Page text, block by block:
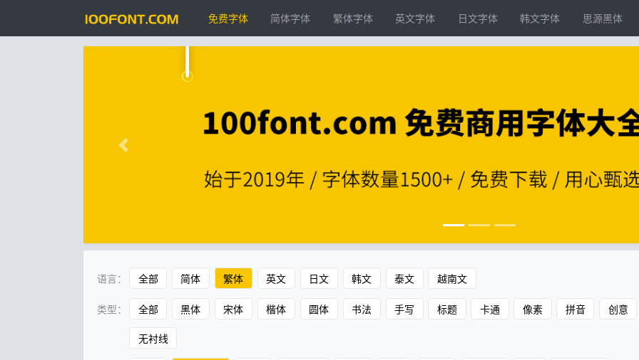
免费字体 简体字体 繁体字体 英文字体 日文字体 韩文字体 思源黑体
语言： 全部 简体 繁体 英文 日文 韩文 泰文 越南文
类型： 全部 黑体 宋体 楷体 圆体 书法 手写 标题 卡通 像素 拼音 创意
无衬线